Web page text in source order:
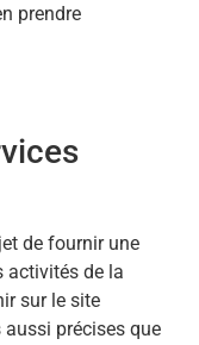
prendre
de fournir une
activités de la
sur le site
précises que